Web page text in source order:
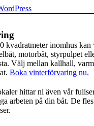
kvadratmeter inomhus kan
motorbåt, styrpulpet
Välj mellan kallhall,
Boka vinterförvaring nu.
hittar ni även vår
arbeten på din båt. De